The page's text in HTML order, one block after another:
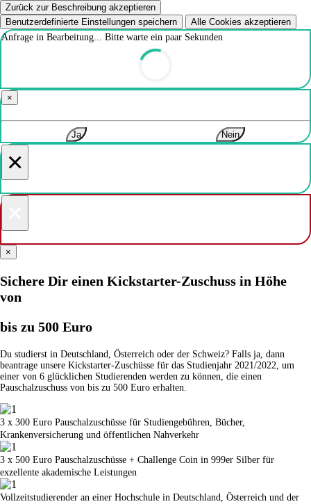
Zurück zur Beschreibung akzeptieren
Benutzerdefinierte Einstellungen speichern
Alle Cookies akzeptieren
Anfrage in Bearbeitung... Bitte warte ein paar Sekunden
×
Ja Nein
×
×
Sichere Dir einen Kickstarter-Zuschuss in Höhe
von
bis zu 500 Euro
Du studierst in Deutschland, Österreich oder der Schweiz? Falls ja, dann
beantrage unsere Kickstarter-Zuschüsse für das Studienjahr 2021/2022, um
einer von 6 glücklichen Studierenden werden zu können, die einen
Pauschalzuschuss von bis zu 500 Euro erhalten.
3 x 300 Euro Pauschalzuschüsse für Studiengebühren, Bücher,
Krankenversicherung und öffentlichen Nahverkehr
3 x 500 Euro Pauschalzuschüsse + Challenge Coin in 999er Silber für
exzellente akademische Leistungen
Vollzeitstudierender an einer Hochschule in Deutschland, Österreich und der